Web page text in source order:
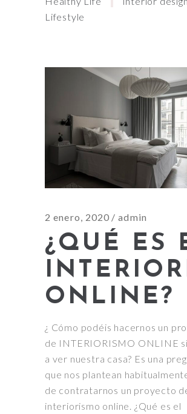
Lifestyle
2 enero, 2020 admin
¿QUÉ ES
ONLINE?
¿ Cómo podéis hacernos un
de INTERIORISMO ONLINE
a ver nuestra casa? Es una
que nos plantean
de contratarnos un proyecto
interiorismo online. ¿Qué es el